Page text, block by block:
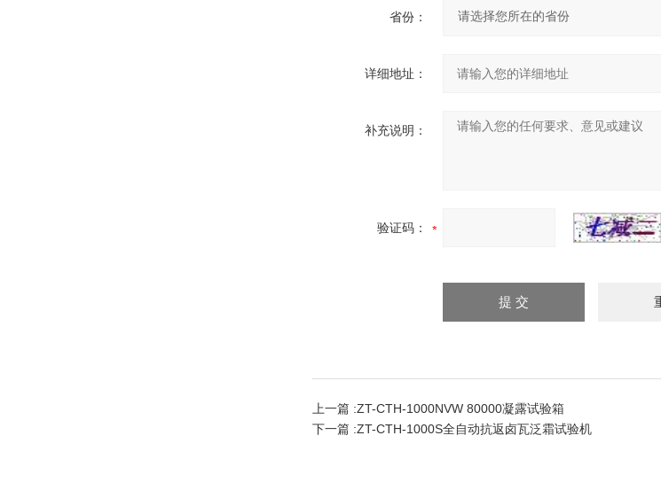
省份：
详细地址：
补充说明：
验证码：
上一篇 :ZT-CTH-1000NVW 80000凝露试验箱
下一篇 :ZT-CTH-1000S全自动抗返卤瓦泛霜试验机